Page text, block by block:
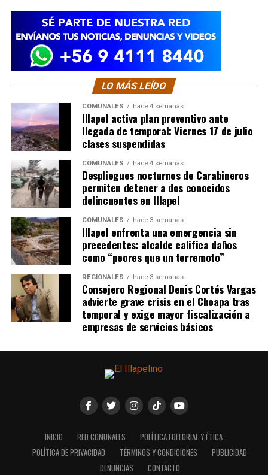
LO MÁS LEÍDO
COMUNALES hace 4 semanas
Illapel activa plan preventivo ante
llegada de temporal: Viernes 17 de julio
clases suspendidas
COMUNALES hace 4 semanas
Despliegues nocturnos de Carabineros
permiten detener a dos conocidos
delincuentes en Illapel
COMUNALES hace 3 semanas
Illapel enfrenta una emergencia sin
precedentes: alcalde califica daños
como “peores que un terremoto”
REGIONALES hace 3 semanas
Consejero Regional Denis Cortés Vargas
advierte grave crisis en el Choapa tras
temporal y exige mayor fiscalización a
empresas de servicios básicos
INICIO RED COMUNALES
POLÍTICA EDITORIAL Y ÉTICA
POLÍTICA DE PRIVACIDAD
TÉRMINOS Y CONDICIONES
PUBLICIDAD
DENUNCIAS
CONTACTO